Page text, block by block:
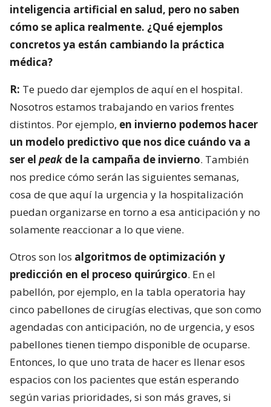
inteligencia artificial en salud, pero no saben
cómo se aplica realmente. ¿Qué ejemplos
concretos ya están cambiando la práctica
médica?
R: Te puedo dar ejemplos de aquí en el hospital.
Nosotros estamos trabajando en varios frentes
distintos. Por ejemplo, en invierno podemos hacer
un modelo predictivo que nos dice cuándo va a
ser el peakde la campaña de invierno. También
nos predice cómo serán las siguientes semanas,
cosa de que aquí la urgencia y la hospitalización
puedan organizarse en torno a esa anticipación y no
solamente reaccionar a lo que viene.
Otros son los algoritmos de optimización y
predicción en el proceso quirúrgico. En el
pabellón, por ejemplo, en la tabla operatoria hay
cinco pabellones de cirugías electivas, que son como
agendadas con anticipación, no de urgencia, y esos
pabellones tienen tiempo disponible de ocuparse.
Entonces, lo que uno trata de hacer es llenar esos
espacios con los pacientes que están esperando
según varias prioridades, si son más graves, si